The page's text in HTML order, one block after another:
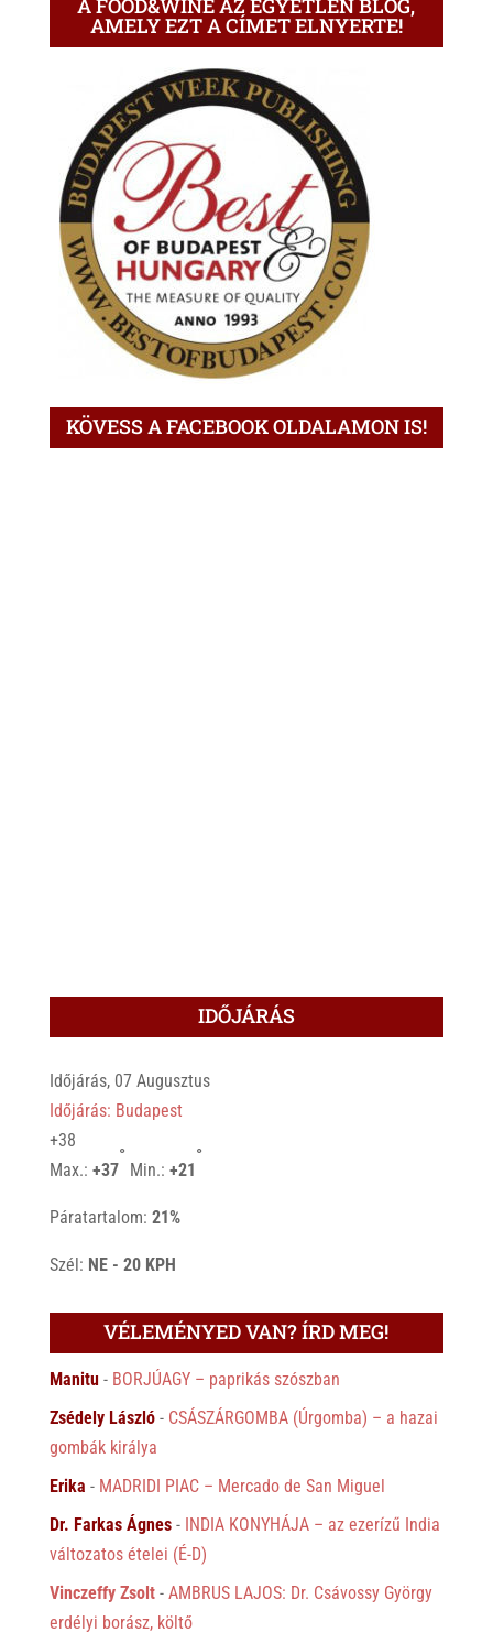
A FOOD&WINE AZ EGYETLEN BLOG,
AMELY EZT A CÍMET ELNYERTE!
KÖVESS A FACEBOOK OLDALAMON IS!
IDŐJÁRÁS
Időjárás, 07 Augusztus
Időjárás: Budapest
+38
Max.: +37
°
Min.: +21
°
Páratartalom: 21%
Szél: NE - 20 KPH
VÉLEMÉNYED VAN? ÍRD MEG!
Manitu- BORJÚAGY – paprikás szószban
Zsédely László- CSÁSZÁRGOMBA (Úrgomba) – a hazai
gombák királya
Erika - MADRIDI PIAC – Mercado de San Miguel
Dr. Farkas Ágnes- INDIA KONYHÁJA – az ezerízű India
változatos ételei (É-D)
Vinczeffy Zsolt- AMBRUS LAJOS: Dr. Csávossy György
erdélyi borász, költő